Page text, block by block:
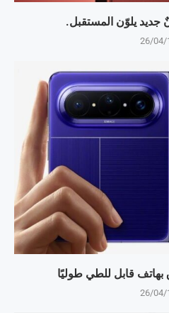
26/04/
قابل للطي طوليًا
26/04/